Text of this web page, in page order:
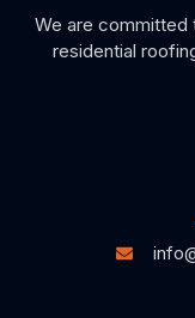
We are committed
residential